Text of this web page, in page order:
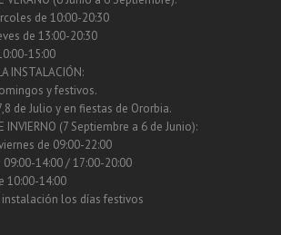
de 10:00-20:30
de 13:00-20:30
15:00
INSTALACIÓN:
y festivos.
de Julio y en fiestas de Ororbia.
INVIERNO (7 Septiembre a 6 de Junio):
de 09:00-22:00
09:00-14:00 / 17:00-20:00
10:00-14:00
instalación los días festivos